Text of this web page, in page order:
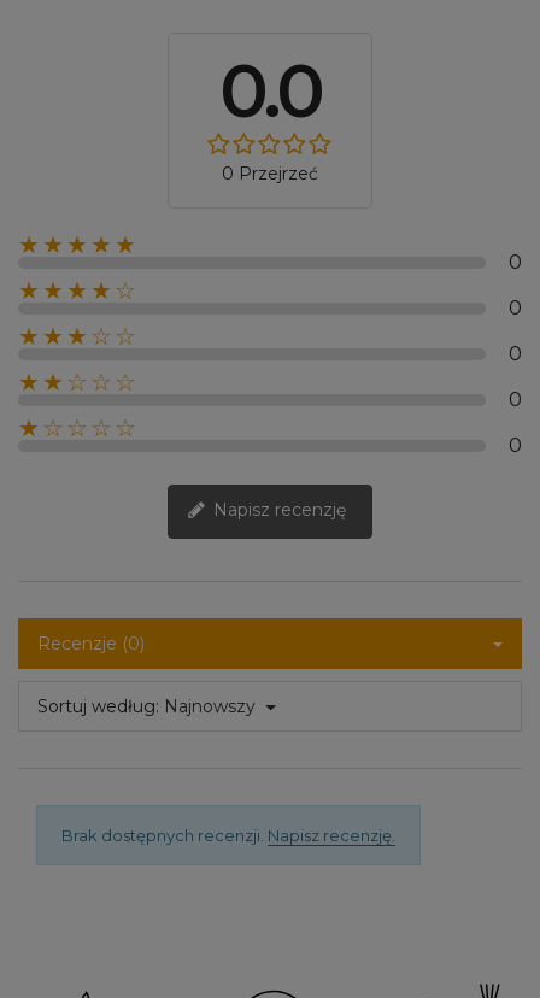
0.0
0 Przejrzeć
★★★★★
0
★★★★☆
0
★★★☆☆
0
★★☆☆☆
0
★☆☆☆☆
0
Napisz recenzję
Recenzje (0)
Sortuj według: Najnowszy
Brak dostępnych recenzji. Napisz recenzję.